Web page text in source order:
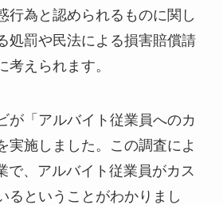
行為と認められるものに関し
処罰や民法による損害賠償請
考えられます。
が「アルバイト従業員へのカ
実施しました。この調査によ
で、アルバイト従業員がカス
るということがわかりまし